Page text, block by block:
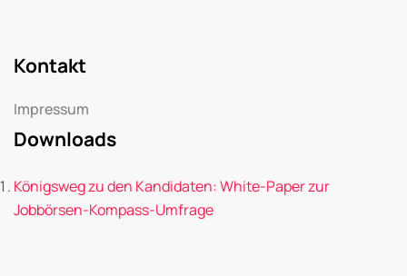
Kontakt
Impressum
Downloads
Königsweg zu den Kandidaten: White-Paper zur
Jobbörsen-Kompass-Umfrage